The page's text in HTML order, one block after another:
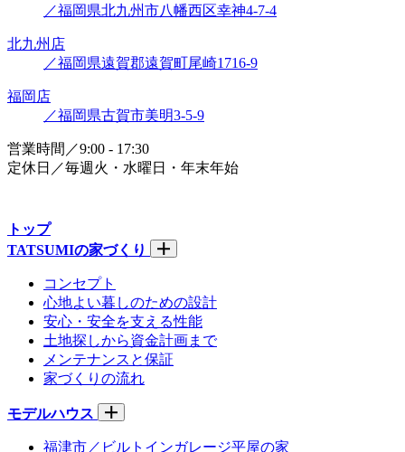
／福岡県北九州市八幡西区幸神4-7-4
北九州店
／福岡県遠賀郡遠賀町尾崎1716-9
福岡店
／福岡県古賀市美明3-5-9
営業時間／9:00 - 17:30
定休日／毎週火・水曜日・年末年始
トップ
TATSUMIの家づくり
コンセプト
心地よい暮しのための設計
安心・安全を支える性能
土地探しから資金計画まで
メンテナンスと保証
家づくりの流れ
モデルハウス
福津市／ビルトインガレージ平屋の家